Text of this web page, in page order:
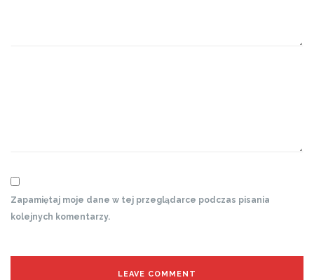
Zapamiętaj moje dane w tej przeglądarce podczas pisania
kolejnych komentarzy.